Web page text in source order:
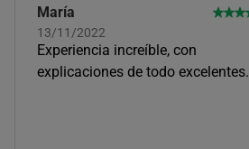
31
Horas disponibles (1)
María
13/11/2022
Experiencia increíble, con
explicaciones de todo excelentes.